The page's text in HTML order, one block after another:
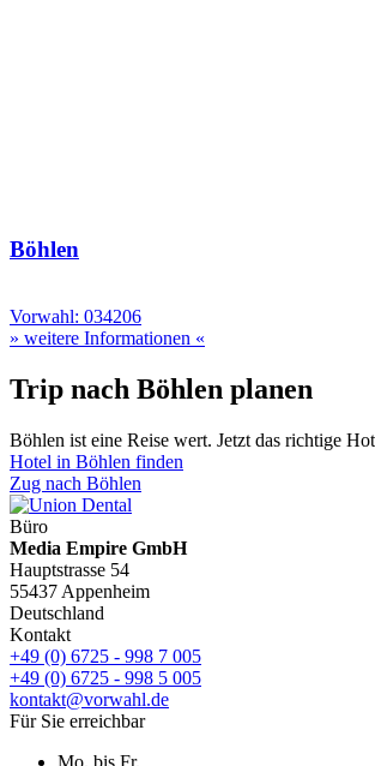
Böhlen
Vorwahl: 034206
» weitere Informationen «
Trip nach Böhlen planen
Böhlen ist eine Reise wert. Jetzt das richtige
Hotel in Böhlen finden
Zug nach Böhlen
Büro
Media Empire GmbH
Hauptstrasse 54
55437 Appenheim
Deutschland
Kontakt
+49 (0) 6725 - 998 7 005
+49 (0) 6725 - 998 5 005
kontakt@vorwahl.de
Für Sie erreichbar